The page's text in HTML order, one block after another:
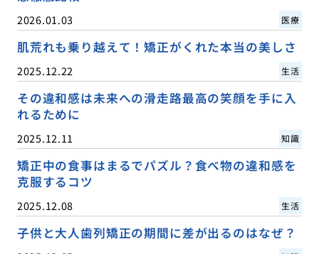
2026.01.03 医療
肌荒れも乗り越えて！矯正がくれた本当の美しさ
2025.12.22 生活
その違和感は未来への滑走路最高の笑顔を手に入
れるために
2025.12.11 知識
矯正中の食事はまるでパズル？食べ物の違和感を
克服するコツ
2025.12.08 生活
子供と大人歯列矯正の期間に差が出るのはなぜ？